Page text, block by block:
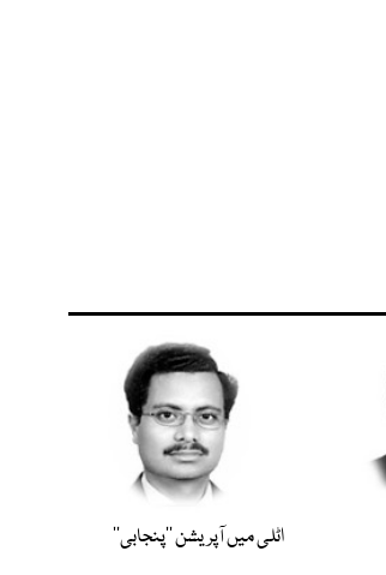
اٹلی میں آپریشن ’’پنجابی‘‘